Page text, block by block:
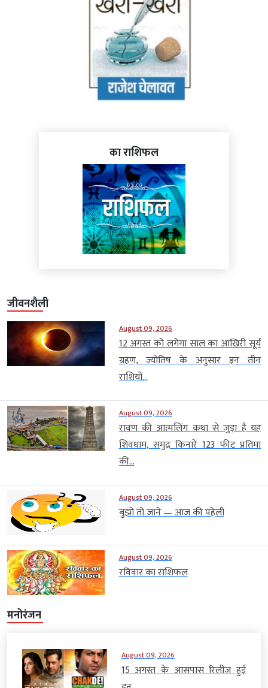
का राशिफल
जीवनशैली
August 09, 2026
12 अगस्त को लगेगा साल का आखिरी सूर्य
ग्रहण, ज्योतिष के अनुसार इन तीन
राशियों...
August 09, 2026
रावण की आत्मलिंग कथा से जुड़ा है यह
शिवधाम, समुद्र किनारे 123 फीट प्रतिमा
की...
August 09, 2026
बुझो तो जाने — आज की पहेली
August 09, 2026
रविवार का राशिफल
मनोरंजन
August 09, 2026
15 अगस्त के आसपास रिलीज हुई